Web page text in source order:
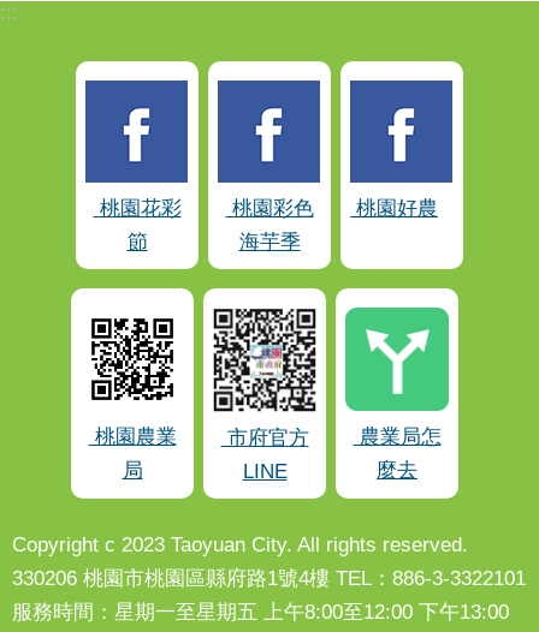
:::
桃園花彩
節
桃園彩色
海芋季
桃園好農
桃園農業
局
市府官方
LINE
農業局怎
麼去
Copyright c 2023 Taoyuan City. All rights reserved.
330206 桃園市桃園區縣府路1號4樓 TEL：886-3-3322101
服務時間：星期一至星期五 上午8:00至12:00 下午13:00